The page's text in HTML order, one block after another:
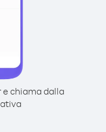
e chiama dalla